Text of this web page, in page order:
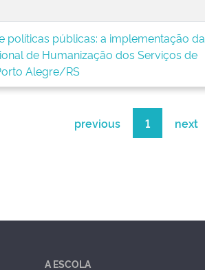
políticas públicas: a implementação da
de Humanização dos Serviços de
Alegre/RS
previous 1 next
A ESCOLA